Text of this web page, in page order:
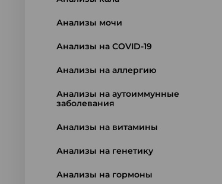
Анализы мочи
Анализы на COVID-19
Анализы на аллергию
Анализы на аутоиммунные
заболевания
Анализы на витамины
Анализы на генетику
Анализы на гормоны